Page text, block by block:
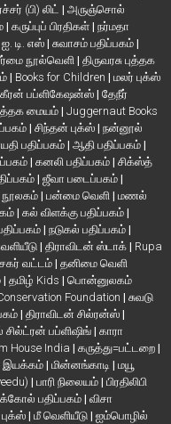
(பி) லிட் | அருஞ்சொல்
| கருப்புப் பிரதிகள் | நர்மதா
டி. எஸ் | சுவாசம் பதிப்பகம் |
நூல்வெளி | திருவரசு புத்தக
| Books for Children | மலர் புக்ஸ்
பப்ளிகேஷன்ஸ் | தேநீர்
மையம் | Juggernaut Books
| சிந்தன் புக்ஸ் | நன்னூல்
பதிப்பகம் | ஆதி பதிப்பகம் |
| கனலி பதிப்பகம் | சிக்ஸ்த்
| ஜீவா படைப்பகம் |
நூலகம் | பன்மை வெளி | மணல்
| கல் விளக்கு பதிப்பகம் |
| நடுகல் பதிப்பகம் |
| திராவிடன் ஸ்டாக் | Rupa
வட்டம் | தனிமை வெளி
| தமிழ் Kids | பொன்னுலகம்
Foundation | சுவடு
| திராவிடன் சில்ரன்ஸ் |
பப்ளிஷிங் | காரா
House India | கருத்து=பட்டறை |
இயக்கம் | மின்னங்காடி | மயூ
| பாரி நிலையம் | பிரதிலிபி
பதிப்பகம் | விசா
| மீ வெளியீடு | ஐம்பொழில்